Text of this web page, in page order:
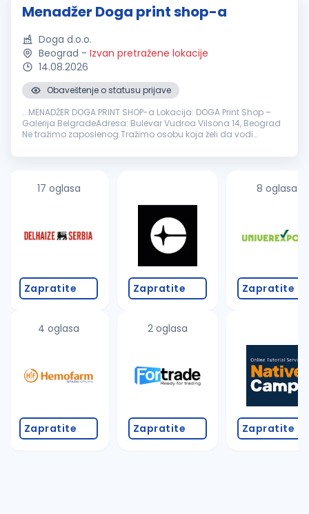
Menadžer Doga print shop-a
Doga d.o.o.
Beograd - Izvan pretražene lokacije
14.08.2026
Obaveštenje o statusu prijave
...MENADŽER DOGA PRINT SHOP-a Lokacija: DOGA Print Shop –
Galerija BelgradeAdresa: Bulevar Vudroa Vilsona 14, Beograd
Ne tražimo zaposlenog.Tražimo osobu koja želi da vodi
štamparija
17 oglasa
Zapratite
4 oglasa
Zapratite
Zapratite
2 oglasa
Zapratite
8 oglasa
Zapratite
Zapratite